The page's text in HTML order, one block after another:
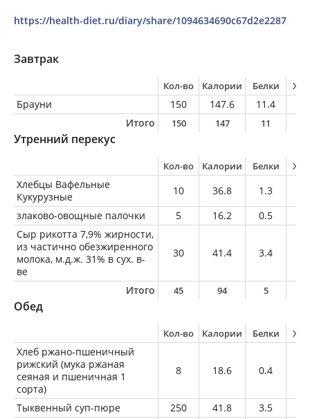
https://health-diet.ru/diary/share/1094634690c67d2e2287
Завтрак
Кол-во Калории Белки
Брауни 150 147.6 11.4
Итого
150 147 11
Утренний перекус
Кол-во Калории Белки
Хлебцы Вафельные
Кукурузные
10 36.8 1.3
злаково-овощные палочки
5 16.2 0.5
Сыр рикотта 7,9% жирности,
из частично обезжиренного
молока, м.д.ж. 31% в сух. в-
ве
30 41.4 3.4
Итого 45 94 5
Обед
Кол-во Калории Белки
Хлеб ржано-пшеничный
рижский (мука ржаная
сеяная и пшеничная 1
сорта)
8 18.6 0.4
Тыквенный суп-пюре 250 41.8 3.5